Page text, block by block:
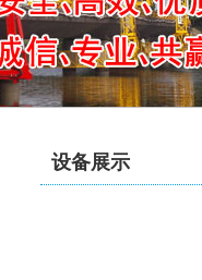
设备展示